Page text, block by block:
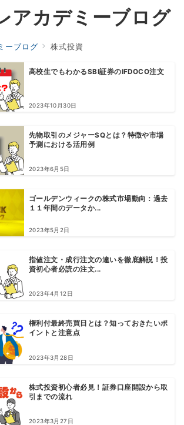
アカデミーブログ
ーブログ 株式投資
高校生でもわかるSBI証券のIFDOCO注文
2023年10月30日
先物取引のメジャーSQとは？特徴や市場
予測における活用例
2023年6月5日
ゴールデンウィークの株式市場動向：過去
１１年間のデータか...
2023年5月2日
指値注文・成行注文の違いを徹底解説！投
資初心者必読の注文...
2023年4月12日
権利付最終売買日とは？知っておきたいポ
イントと注意点
2023年3月28日
株式投資初心者必見！証券口座開設から取
引までの流れ
2023年3月27日